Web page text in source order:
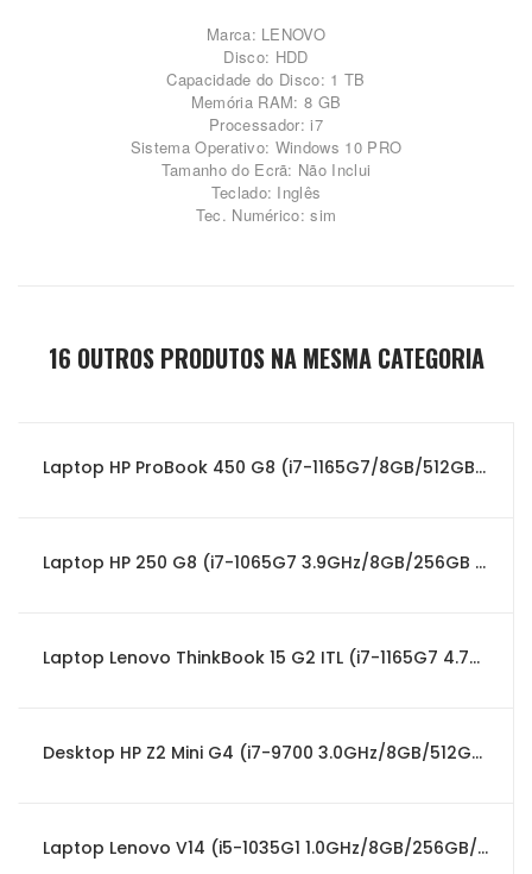
Marca: LENOVO
Disco: HDD
Capacidade do Disco: 1 TB
Memória RAM: 8 GB
Processador: i7
Sistema Operativo: Windows 10 PRO
Tamanho do Ecrã: Não Inclui
Teclado: Inglês
Tec. Numérico: sim
16 OUTROS PRODUTOS NA MESMA CATEGORIA
Laptop HP ProBook 450 G8 (i7-1165G7/8GB/512GB SSD/W10Pro/15.6")PT
Laptop HP 250 G8 (i7-1065G7 3.9GHz/8GB/256GB SSD/W10Pro/15.6")
Laptop Lenovo ThinkBook 15 G2 ITL (i7-1165G7 4.7GHz/8GB/512GB /W10Pro/15.6")
Desktop HP Z2 Mini G4 (i7-9700 3.0GHz/8GB/512GB SSD/W10Pro)
Laptop Lenovo V14 (i5-1035G1 1.0GHz/8GB/256GB/W10Pro/14")